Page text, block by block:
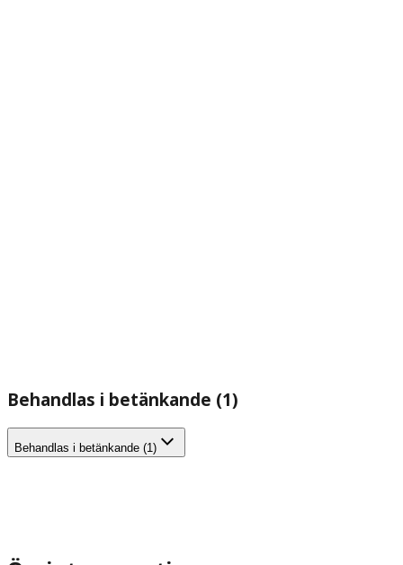
Behandlas i betänkande (1)
Behandlas i betänkande (1)